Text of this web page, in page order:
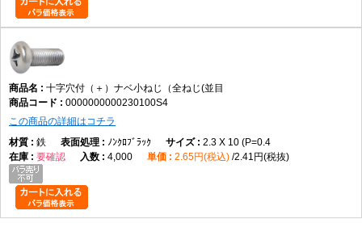
十字穴付（＋）ナベ小ねじ（全ねじ(並目
0000000000230100S4
この商品の詳細はコチラ
鉄
ﾉﾝｸﾛﾌﾞﾗｯｸ
2.3 X 10 (P=0.4
要確認
4,000 2.65円(税込) 2.41円(税抜)